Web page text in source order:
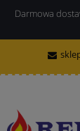
Darmowa